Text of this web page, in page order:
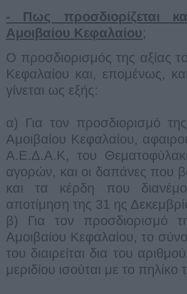
- Πως προσδιορίζεται
Αμοιβαίου Κεφαλαίου;
Ο προσδιορισμός της αξίας
Κεφαλαίου και, επομένως,
γίνεται ως εξής:
α) Για τον προσδιορισμό
Αμοιβαίου Κεφαλαίου,
Α.Ε.Δ.Α.Κ, του
αγορών, και οι δαπάνες που
και τα κέρδη που
αποτίμηση της 31 ης
β) Για τον προσδιορισμό
Αμοιβαίου Κεφαλαίου, το
του διαιρείται δια του
μεριδίου ισούται με το